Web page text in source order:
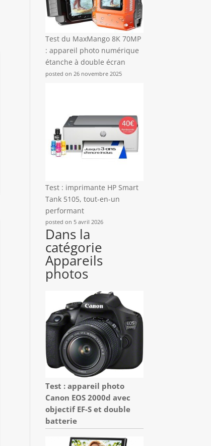
Test du MaxMango 8K 70MP
: appareil photo numérique
étanche à double écran
posted on 26 novembre 2025
Test : imprimante HP Smart
Tank 5105, tout-en-un
performant
posted on 5 avril 2026
Dans la
catégorie
Appareils
photos
Test : appareil photo
Canon EOS 2000d avec
objectif EF-S et double
batterie